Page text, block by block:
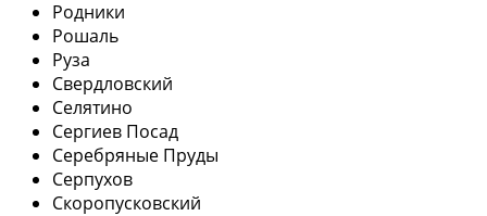
Родники
Рошаль
Руза
Свердловский
Селятино
Сергиев Посад
Серебряные Пруды
Серпухов
Скоропусковский